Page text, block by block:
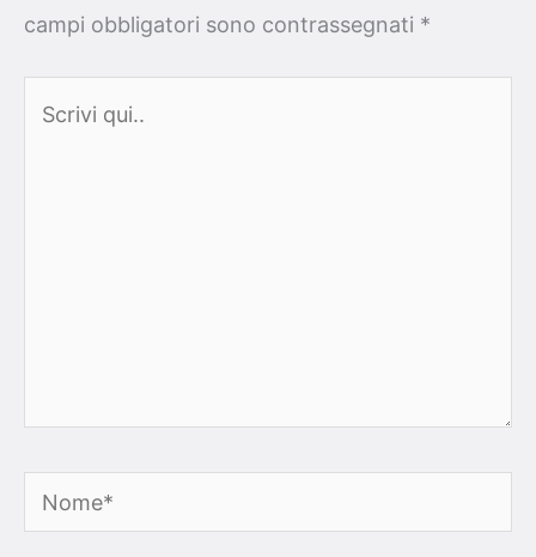
campi obbligatori sono contrassegnati *
Nome*